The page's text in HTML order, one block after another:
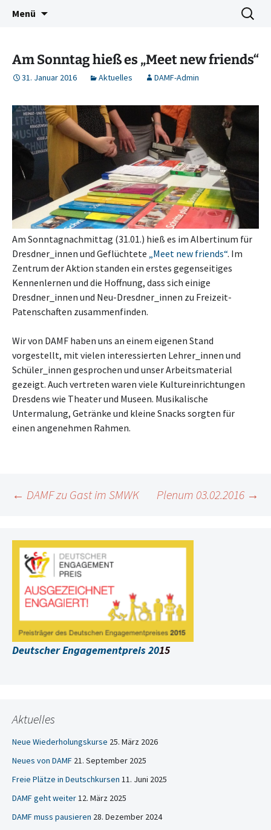
Damf Dresden
Deutschkurse Asyl Migration Flucht Dresden
Menü
Suchen
nach:
Am Sonntag hieß es „Meet new friends“
31. Januar 2016 Aktuelles DAMF-Admin
Am Sonntagnachmittag (31.01.) hieß es im Albertinum für
Dresdner_innen und Geflüchtete „Meet new friends“. Im
Zentrum der Aktion standen ein erstes gegenseitiges
Kennenlernen und die Hoffnung, dass sich einige
Dresdner_innen und Neu-Dresdner_innen zu Freizeit-
Patenschaften zusammenfinden.
Wir von DAMF haben uns an einem eigenen Stand
vorgestellt, mit vielen interessierten Lehrer_innen und
Schüler_innen gesprochen und unser Arbeitsmaterial
gezeigt. Auch vertreten waren viele Kultureinrichtungen
Dresdens wie Theater und Museen. Musikalische
Untermalung, Getränke und kleine Snacks sorgten für
einen angenehmen Rahmen.
Beitragsnavigation
← DAMF zu Gast im SMWK Plenum 03.02.2016 →
Deutscher Engagementpreis 2015
Aktuelles
Neue Wiederholungskurse 25. März 2026
Neues von DAMF 21. September 2025
Freie Plätze in Deutschkursen 11. Juni 2025
DAMF geht weiter12. März 2025
DAMF muss pausieren 28. Dezember 2024